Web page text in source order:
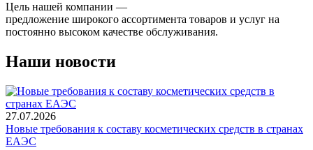
Цель нашей компании —
предложение широкого ассортимента товаров и услуг на
постоянно высоком качестве обслуживания.
Наши новости
27.07.2026
Новые требования к составу косметических средств в странах
ЕАЭС